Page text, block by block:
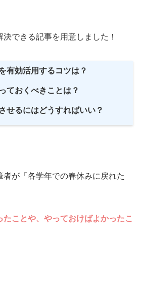
できる記事を用意しました！
有効活用するコツは？
ておくべきことは？
せるにはどうすればいい？
が「各学年での春休みに戻れた
ことや、やっておけばよかったこ